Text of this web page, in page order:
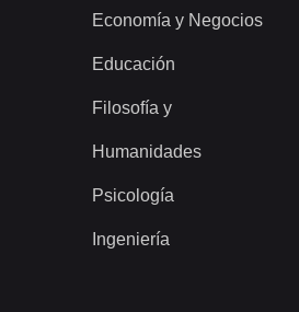
Economía y Negocios
Educación
Filosofía y
Humanidades
Psicología
Ingeniería